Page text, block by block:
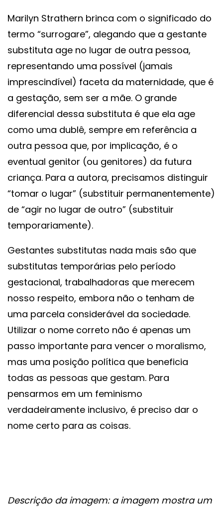
Marilyn Strathern brinca com o significado do
termo “surrogare”, alegando que a gestante
substituta age no lugar de outra pessoa,
representando uma possível (jamais
imprescindível) faceta da maternidade, que é
a gestação, sem ser a mãe. O grande
diferencial dessa substituta é que ela age
como uma dublê, sempre em referência a
outra pessoa que, por implicação, é o
eventual genitor (ou genitores) da futura
criança. Para a autora, precisamos distinguir
“tomar o lugar” (substituir permanentemente)
de “agir no lugar de outro” (substituir
temporariamente).
Gestantes substitutas nada mais são que
substitutas temporárias pelo período
gestacional, trabalhadoras que merecem
nosso respeito, embora não o tenham de
uma parcela considerável da sociedade.
Utilizar o nome correto não é apenas um
passo importante para vencer o moralismo,
mas uma posição política que beneficia
todas as pessoas que gestam. Para
pensarmos em um feminismo
verdadeiramente inclusivo, é preciso dar o
nome certo para as coisas.
Descrição da imagem: a imagem mostra um